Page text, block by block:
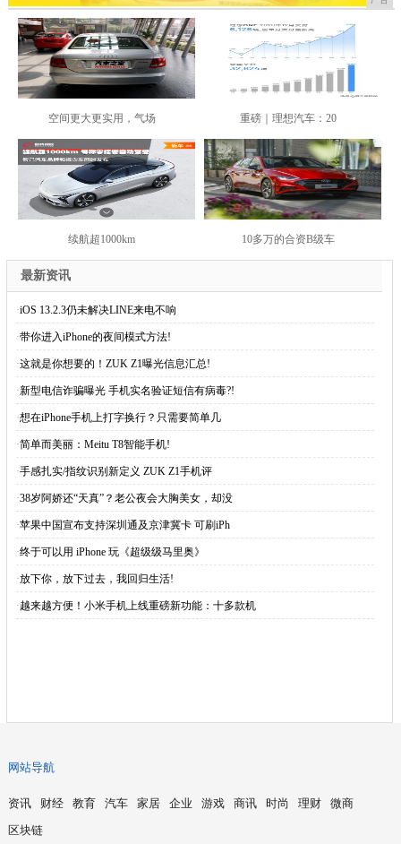
空间更大更实用，气场 重磅｜理想汽车：20
续航超1000km 10多万的合资B级车
最新资讯
·iOS 13.2.3仍未解决LINE来电不响
·带你进入iPhone的夜间模式方法!
·这就是你想要的！ZUK Z1曝光信息汇总!
·新型电信诈骗曝光 手机实名验证短信有病毒?!
·想在iPhone手机上打字换行？只需要简单几
·简单而美丽：Meitu T8智能手机!
·手感扎实/指纹识别新定义 ZUK Z1手机评
·38岁阿娇还“天真”？老公夜会大胸美女，却没
·苹果中国宣布支持深圳通及京津冀卡 可刷iPh
·终于可以用 iPhone 玩《超级级马里奥》
·放下你，放下过去，我回归生活!
·越来越方便！小米手机上线重磅新功能：十多款机
网站导航
资讯 财经 教育 汽车 家居 企业 游戏 商讯 时尚 理财
微商
区块链